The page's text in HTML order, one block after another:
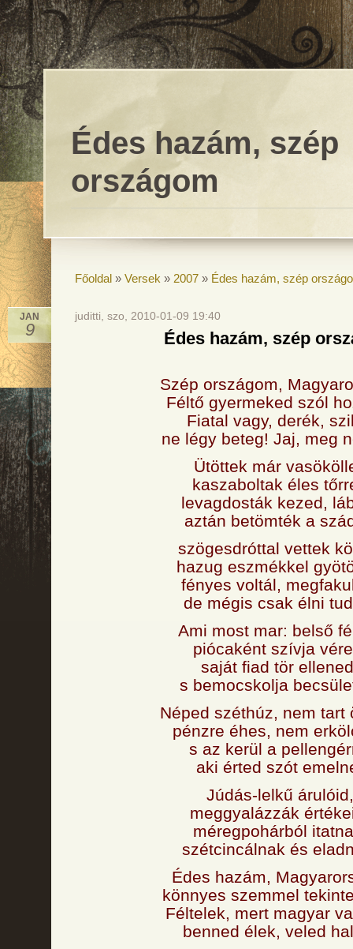
Édes hazám, szép
országom
Főoldal » Versek » 2007 » Édes hazám, szép
JAN
9
juditti, szo, 2010-01-09 19:40
Édes hazám, szép
Szép országom,
Féltő gyermeked szól
Fiatal vagy, derék,
ne légy beteg! Jaj, meg
Ütöttek már
kaszaboltak éles
levagdosták kezed,
aztán betömték a
szögesdróttal vettek
hazug eszmékkel
fényes voltál,
de mégis csak élni
Ami most mar: belső
piócaként szívja
saját fiad tör
s bemocskolja
Néped széthúz, nem tart
pénzre éhes, nem
s az kerül a
aki érted szót
Júdás-lelkű árulóid,
meggyalázzák
méregpohárból
szétcincálnak és
Édes hazám,
könnyes szemmel
Féltelek, mert magyar
benned élek, veled